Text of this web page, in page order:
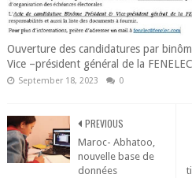
Ouverture des candidatures par
Vice –président général de la
September 18, 2023 0
PREVIOUS
Maroc- Abhatoo,
nouvelle base de
données